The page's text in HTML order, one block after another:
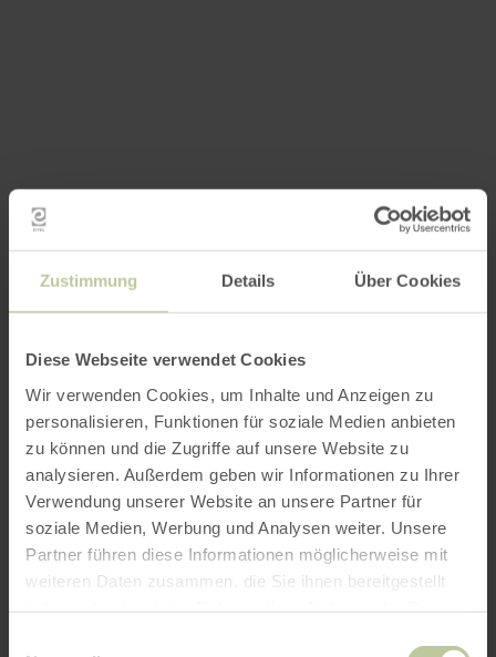
Zustimmung Details Über Cookies
Diese Webseite verwendet Cookies
Wir verwenden Cookies, um Inhalte und Anzeigen zu
personalisieren, Funktionen für soziale Medien anbieten
zu können und die Zugriffe auf unsere Website zu
analysieren. Außerdem geben wir Informationen zu Ihrer
Verwendung unserer Website an unsere Partner für
soziale Medien, Werbung und Analysen weiter. Unsere
Partner führen diese Informationen möglicherweise mit
weiteren Daten zusammen, die Sie ihnen bereitgestellt